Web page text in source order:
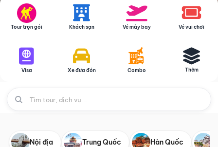
Tour trọn gói Khách sạn Vé máy bay Vé vui chơi
Visa Xe đưa đón Combo Thêm
Nội địa Trung Quốc Hàn Quốc